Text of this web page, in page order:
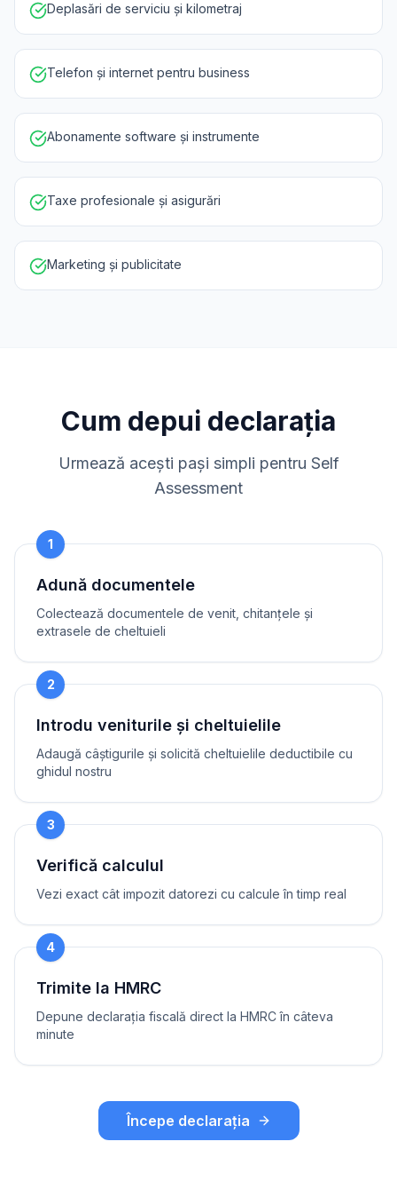
Deplasări de serviciu și kilometraj
Telefon și internet pentru business
Abonamente software și instrumente
Taxe profesionale și asigurări
Marketing și publicitate
Cum depui declarația
Urmează acești pași simpli pentru Self
Assessment
1
Adună documentele
Colectează documentele de venit, chitanțele și
extrasele de cheltuieli
2
Introdu veniturile și cheltuielile
Adaugă câștigurile și solicită cheltuielile deductibile cu
ghidul nostru
3
Verifică calculul
Vezi exact cât impozit datorezi cu calcule în timp real
4
Trimite la HMRC
Depune declarația fiscală direct la HMRC în câteva
minute
Începe declarația